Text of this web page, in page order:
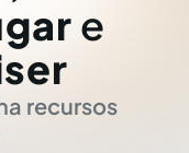
e
recursos